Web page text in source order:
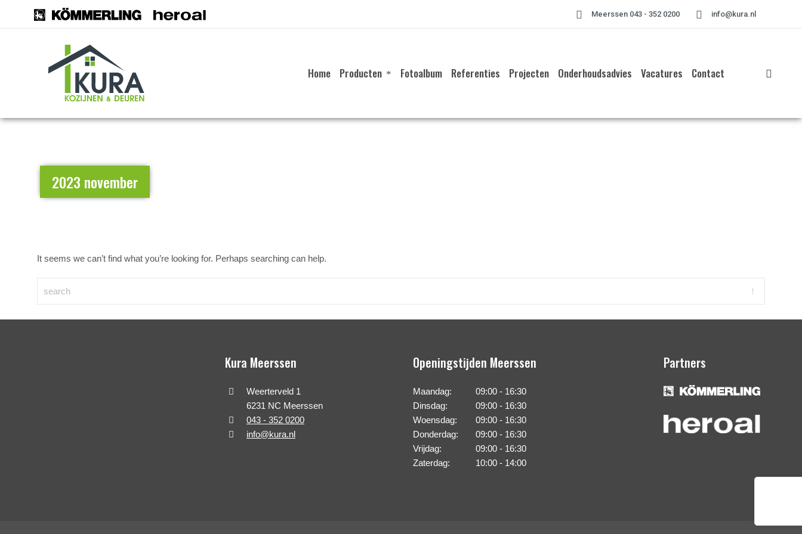
Meerssen 043 - 352 0200 info@kura.nl
Home Producten Fotoalbum Referenties Projecten Onderhoudsadvies Vacatures Contact
2023 november
It seems we can’t find what you’re looking for. Perhaps searching can help.
Kura Meerssen
Weerterveld 1
6231 NC Meerssen
043 - 352 0200
info@kura.nl
Openingstijden Meerssen
Maandag:
09:00 - 16:30
Dinsdag:
09:00 - 16:30
Woensdag:
09:00 - 16:30
Donderdag:
09:00 - 16:30
Vrijdag:
09:00 - 16:30
Zaterdag:
10:00 - 14:00
Partners